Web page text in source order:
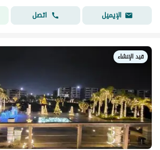
الإيميل
اتصل
قيد الإنشاء